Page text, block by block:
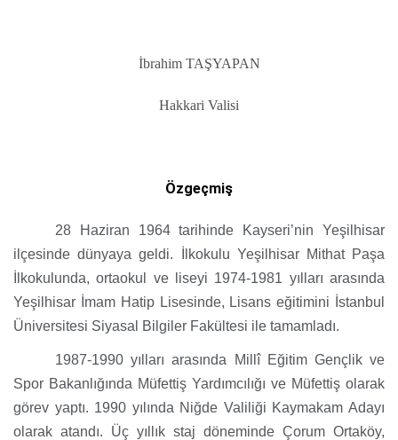
İbrahim TAŞYAPAN
Hakkari Valisi
Özgeçmiş
28 Haziran 1964 tarihinde Kayseri’nin Yeşilhisar
ilçesinde dünyaya geldi. İlkokulu Yeşilhisar Mithat Paşa
İlkokulunda, ortaokul ve liseyi 1974-1981 yılları arasında
Yeşilhisar İmam Hatip Lisesinde, Lisans eğitimini İstanbul
Üniversitesi Siyasal Bilgiler Fakültesi ile tamamladı.
1987-1990 yılları arasında Millî Eğitim Gençlik ve
Spor Bakanlığında Müfettiş Yardımcılığı ve Müfettiş olarak
görev yaptı. 1990 yılında Niğde Valiliği Kaymakam Adayı
olarak atandı. Üç yıllık staj döneminde Çorum Ortaköy,